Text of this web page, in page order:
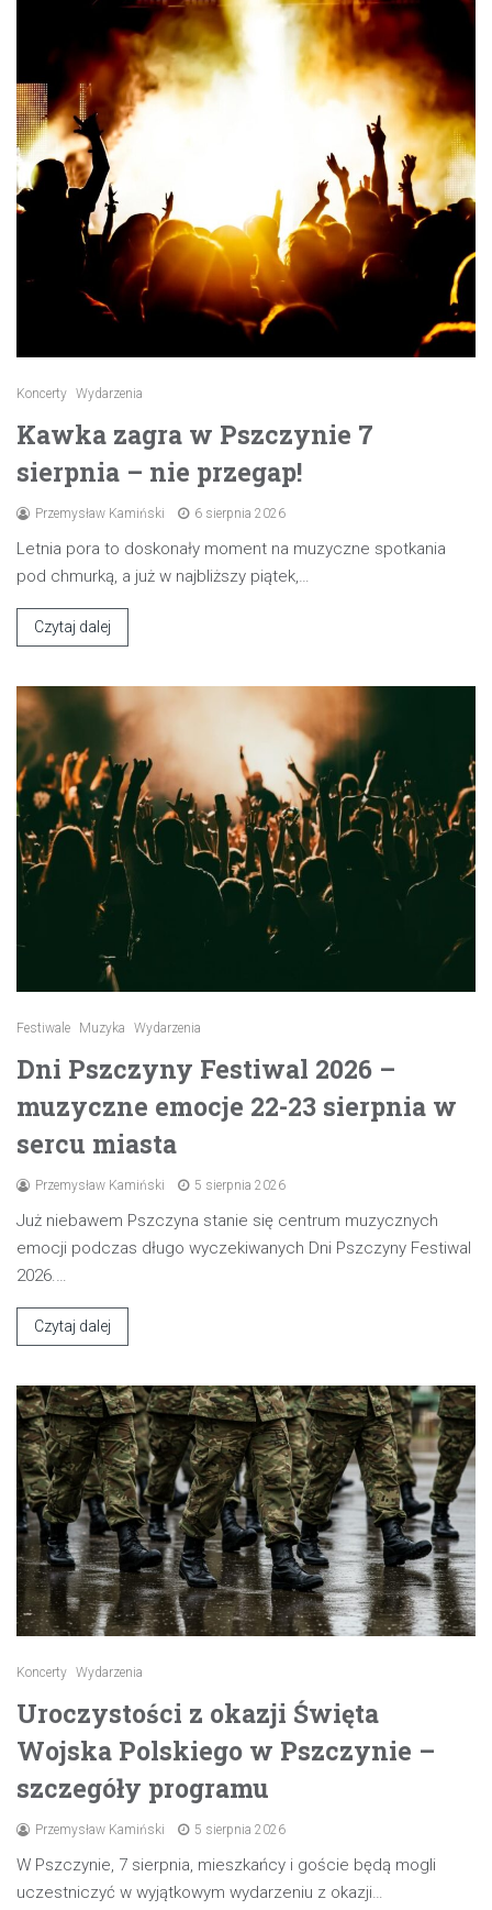
Koncerty Wydarzenia
Kawka zagra w Pszczynie 7
sierpnia – nie przegap!
Przemysław Kamiński 6 sierpnia 2026
Letnia pora to doskonały moment na muzyczne spotkania
pod chmurką, a już w najbliższy piątek,…
Czytaj dalej
Festiwale Muzyka Wydarzenia
Dni Pszczyny Festiwal 2026 –
muzyczne emocje 22-23 sierpnia w
sercu miasta
Przemysław Kamiński 5 sierpnia 2026
Już niebawem Pszczyna stanie się centrum muzycznych
emocji podczas długo wyczekiwanych Dni Pszczyny Festiwal
2026.…
Czytaj dalej
Koncerty Wydarzenia
Uroczystości z okazji Święta
Wojska Polskiego w Pszczynie –
szczegóły programu
Przemysław Kamiński 5 sierpnia 2026
W Pszczynie, 7 sierpnia, mieszkańcy i goście będą mogli
uczestniczyć w wyjątkowym wydarzeniu z okazji…